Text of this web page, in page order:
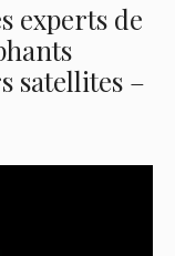
experts de
satellites –